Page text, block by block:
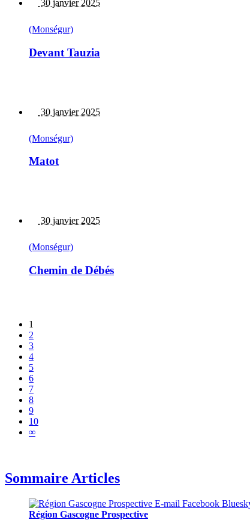
30 janvier 2025
(Monségur)
Devant Tauzia
30 janvier 2025
(Monségur)
Matot
30 janvier 2025
(Monségur)
Chemin de Débés
1
2
3
4
5
6
7
8
9
10
∞
Sommaire Articles
Région Gascogne Prospective